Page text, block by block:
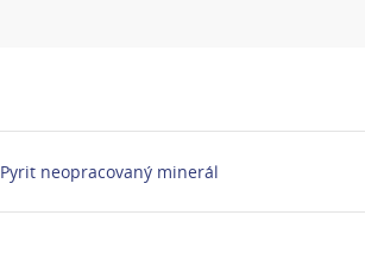
Pyrit neopracovaný minerál